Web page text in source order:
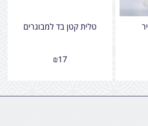
טלית קטן בד למבוגרים
₪17